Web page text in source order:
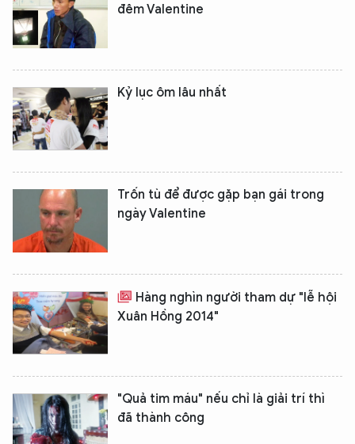
đêm Valentine
Kỷ lục ôm lâu nhất
Trốn tù để được gặp bạn gái trong
ngày Valentine
Hàng nghìn người tham dự "lễ hội
Xuân Hồng 2014"
"Quả tim máu" nếu chỉ là giải trí thì
đã thành công